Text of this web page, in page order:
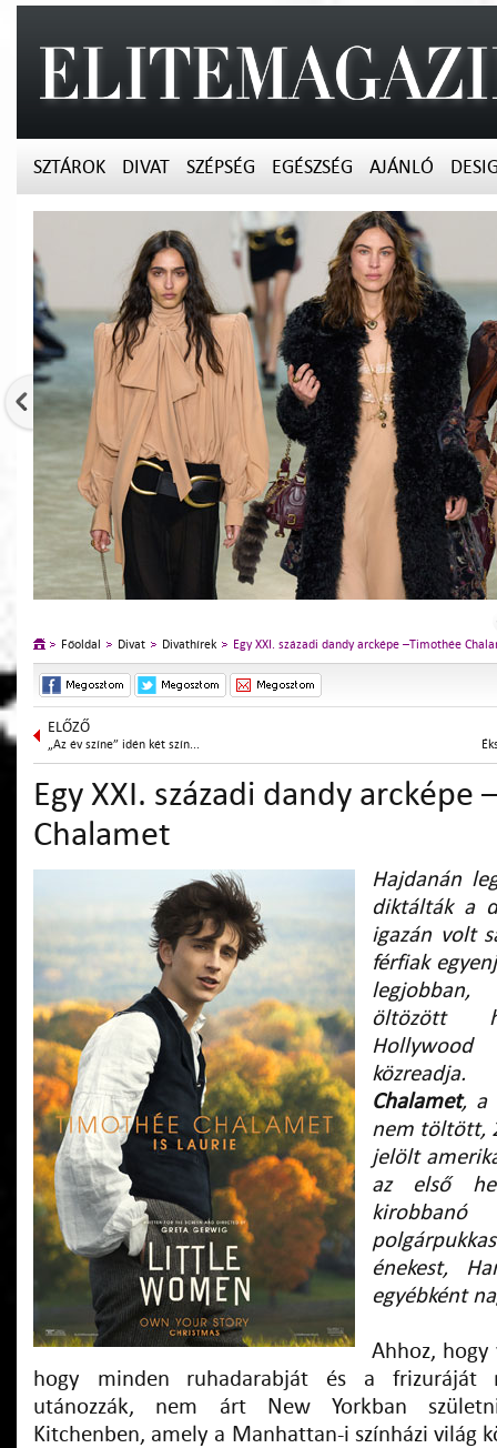
SZTÁROK DIVAT SZÉPSÉG EGÉSZSÉG AJÁNLÓ
Főoldal Divat Divathírek Egy XXI. századi dandy arcképe –Timothée
ELŐZŐ
„Az év színe” idén két szín...
Egy XXI. századi dandy arcképe
Chalamet
Hajdanán
diktálták a
igazán volt
férfiak
öltözött
Chalamet, a
nem töltött,
jelölt
az első
énekest,
egyébként
Ahhoz, hogy
hogy minden ruhadarabját és a frizuráját
utánozzák, nem árt New Yorkban
Kitchenben, amely a Manhattan-i színházi világ